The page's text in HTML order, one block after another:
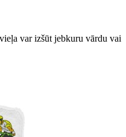
var izšūt jebkuru vārdu vai